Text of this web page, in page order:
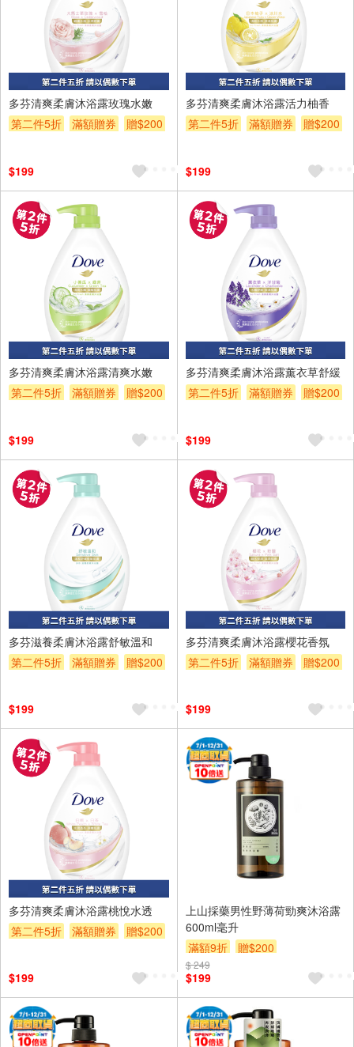
多芬清爽柔膚沐浴露玫瑰水嫩
第二件5折
滿額贈券 贈$200
$199
多芬清爽柔膚沐浴露活力柚香
第二件5折
滿額贈券 贈$200
$199
多芬清爽柔膚沐浴露清爽水嫩
第二件5折
滿額贈券 贈$200
$199
多芬清爽柔膚沐浴露薰衣草舒緩
第二件5折
滿額贈券 贈$200
$199
多芬滋養柔膚沐浴露舒敏溫和
第二件5折
滿額贈券 贈$200
$199
多芬清爽柔膚沐浴露櫻花香氛
第二件5折
滿額贈券 贈$200
$199
多芬清爽柔膚沐浴露桃悅水透
第二件5折
滿額贈券 贈$200
$199
上山採藥男性野薄荷勁爽沐浴露
600ml毫升
滿額9折
贈$200
$ 249
$199